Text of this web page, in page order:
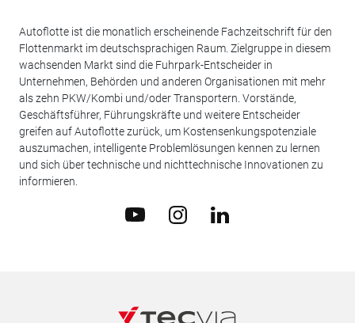
Autoflotte ist die monatlich erscheinende Fachzeitschrift für den
Flottenmarkt im deutschsprachigen Raum. Zielgruppe in diesem
wachsenden Markt sind die Fuhrpark-Entscheider in
Unternehmen, Behörden und anderen Organisationen mit mehr
als zehn PKW/Kombi und/oder Transportern. Vorstände,
Geschäftsführer, Führungskräfte und weitere Entscheider
greifen auf Autoflotte zurück, um Kostensenkungspotenziale
auszumachen, intelligente Problemlösungen kennen zu lernen
und sich über technische und nichttechnische Innovationen zu
informieren.